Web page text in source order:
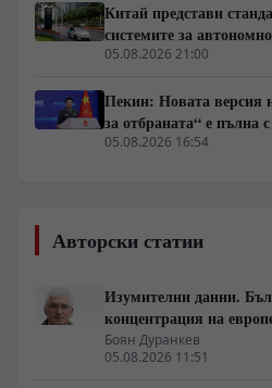
Китай представи
системите за
05.08.2026 21:00
Пекин: Новата версия
за отбраната“ е пълна
05.08.2026 16:54
Авторски статии
Изумителни данни.
концентрация на
на най-богатия 1%,
Боян Дуранкев
05.08.2026 11:51